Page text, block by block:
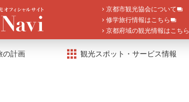
京都市観光協会について
修学旅行情報はこちら
京都府域の観光情報はこちら
の計画 観光スポット・サービス情報